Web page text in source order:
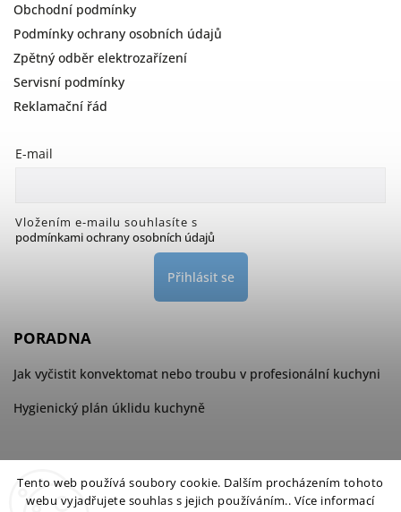
Tento web používá soubory cookie. Dalším procházením tohoto
webu vyjadřujete souhlas s jejich používáním.. Více informací
Obchodní podmínky
Podmínky ochrany osobních údajů
Zpětný odběr elektrozařízení
Servisní podmínky
Reklamační řád
E-mail
Vložením e-mailu souhlasíte s
podmínkami ochrany osobních údajů
Přihlásit se
PORADNA
Jak vyčistit konvektomat nebo troubu v profesionální kuchyni
Hygienický plán úklidu kuchyně